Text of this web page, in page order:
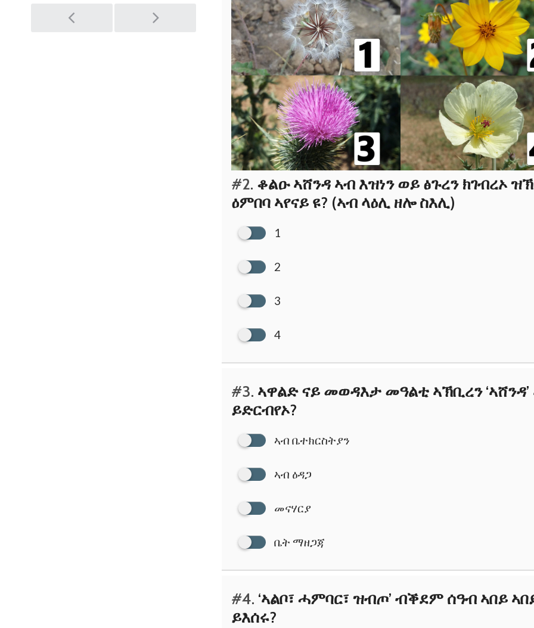
#2. ቆልዑ ኣሸንዳ ኣብ እዝነን ወይ ፅጉረን ክገብረኦ
ዕምበባ ኣየናይ ዩ? (ኣብ ላዕሊ ዘሎ ስእሊ)
1
2
3
4
#3. ኣዋልድ ናይ መወዳእታ መዓልቲ ኣኽቢረን ‘ኣሸንዳ’
ይድርብየኦ?
ኣብ ቤተክርስትያን
ኣብ ዕዳጋ
መናሃርያ
ቤት ማዘጋጃ
#4. ‘ኣልቦ፣ ሓምባር፣ ዝብጦ’ ብቕደም ሰዓብ ኣበይ
ይእሰሩ?
Post